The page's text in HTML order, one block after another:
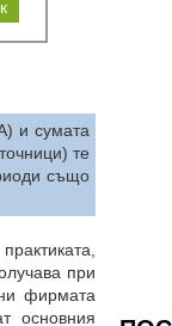
и сумата
те
също
при
фирмата
основния